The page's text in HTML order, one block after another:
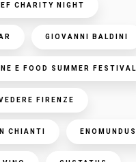
CHARITY NIGHT
GIOVANNI BALDINI
E FOOD SUMMER FESTIVAL
FIRENZE
CHIANTI ENOMUNDUS